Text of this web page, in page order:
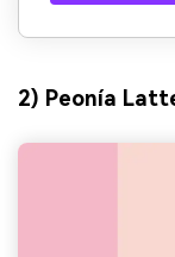
2) Peonía